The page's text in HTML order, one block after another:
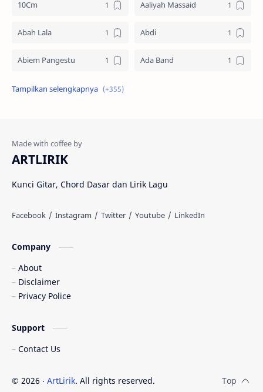
10Cm Aaliyah Massaid
Abah Lala Abdi
Abiem Pangestu Ada Band
Ade La Muhu
Afgan
Ami Rahmi
Anak Kompleks
Andy Lo Wi
ARTLIRIK
Kunci Gitar, Chord Dasar dan Lirik Lagu
Company
About
Disclaimer
Privacy Police
Support
Contact Us
© 2026 ‧ ArtLirik. All rights reserved.